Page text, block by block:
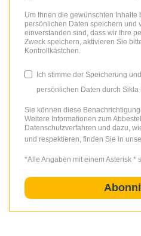
Um Ihnen die gewünschten Inhalte
persönlichen Daten speichern und
einverstanden sind, dass wir Ihre
Zweck speichern, aktivieren Sie
Kontrollkästchen.
Ich stimme der Speicherung
persönlichen Daten durch Sikla
Sie können diese
Weitere Informationen zum
Datenschutzverfahren und dazu,
und respektieren, finden Sie in
*Alle Angaben mit einem Asterisk *